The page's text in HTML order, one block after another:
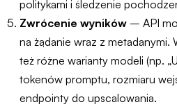
politykami i śledzenie
Zwrócenie wyników – API
na żądanie wraz z
też różne warianty modeli (np.
tokenów promptu, rozmiaru
endpointy do upscalowania.